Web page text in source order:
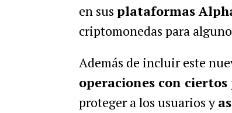
en sus plataformas
criptomonedas para
Además de incluir este
operaciones con ciertos
proteger a los usuarios y